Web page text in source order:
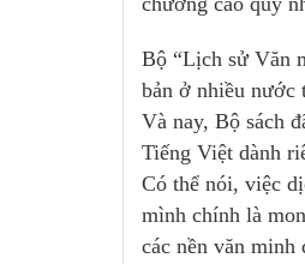
Bộ “Lịch sử Văn
bản ở nhiều nước
Và nay, Bộ sách
Tiếng Việt dành
Có thể nói, việc
mình chính là
các nền văn